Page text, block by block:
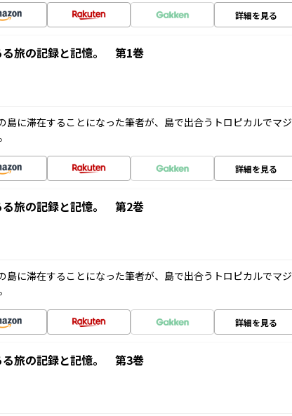
詳細を見る
旅の記録と記憶。 第1巻
島に滞在することになった筆者が、島で出合うトロピカルでマジ
詳細を見る
旅の記録と記憶。 第2巻
島に滞在することになった筆者が、島で出合うトロピカルでマジ
詳細を見る
旅の記録と記憶。 第3巻